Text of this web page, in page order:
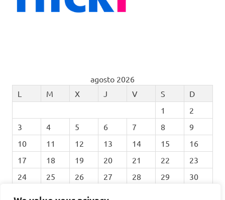
agosto 2026
L
M X J V S
D
1
2
3
4 5 6 7 8
9
10
11 12 13 14 15
16
17
18 19 20 21 22
23
24
25 26 27 28 29
30